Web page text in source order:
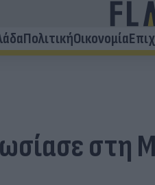
ΠολιτικήΟικονομία
στη